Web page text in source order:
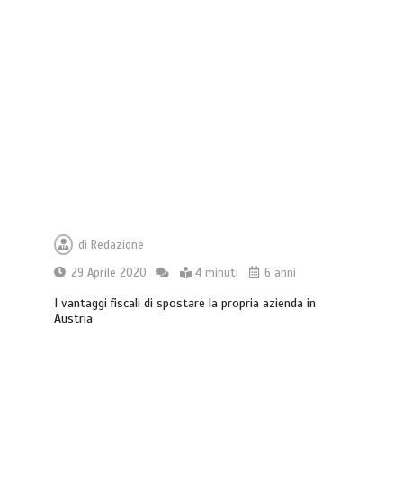
di Redazione
29 Aprile 2020
4 minuti 6 anni
I vantaggi fiscali di spostare la propria azienda in
Austria